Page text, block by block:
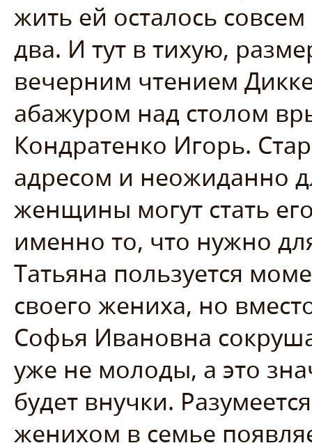
жить ей осталось
два. И тут в тихую,
вечерним чтением
абажуром над столом
Кондратенко Игорь.
адресом и неожиданно
женщины могут стать
именно то, что нужно
Татьяна пользуется
своего жениха, но
Софья Ивановна
уже не молоды, а это
будет внучки.
женихом в семье